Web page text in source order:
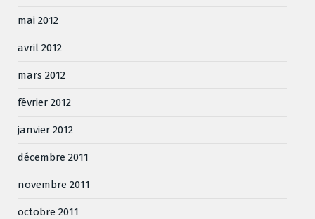
mai 2012
avril 2012
mars 2012
février 2012
janvier 2012
décembre 2011
novembre 2011
octobre 2011